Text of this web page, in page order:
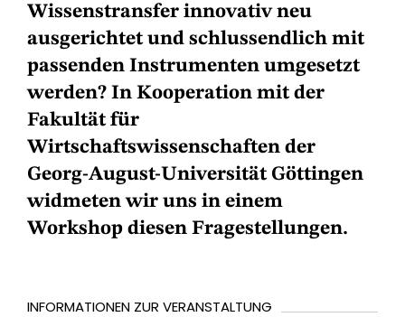
Wissenstransfer innovativ neu
ausgerichtet und schlussendlich mit
passenden Instrumenten umgesetzt
werden? In Kooperation mit der
Fakultät für
Wirtschaftswissenschaften der
Georg-August-Universität Göttingen
widmeten wir uns in einem
Workshop diesen Fragestellungen.
INFORMATIONEN ZUR VERANSTALTUNG